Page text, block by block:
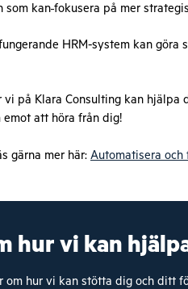
som kan fokusera på mer
HRM-system kan
på Klara Consulting kan
att höra från dig!
gärna mer här: Automatisera och
hur vi kan
om hur vi kan stötta dig och ditt